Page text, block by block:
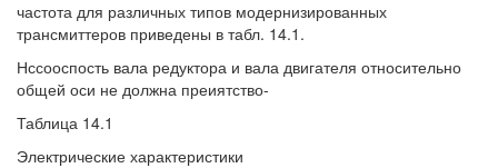
частота для различных типов модернизированных
трансмиттеров приведены в табл. 14.1.
Нссооспость вала редуктора и вала двигателя относительно
общей оси не должна преиятство-
Таблица 14.1
Электрические характеристики